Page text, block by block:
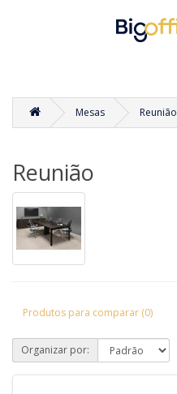
Mesas Reunião
Reunião
Produtos para comparar (0)
Organizar por: